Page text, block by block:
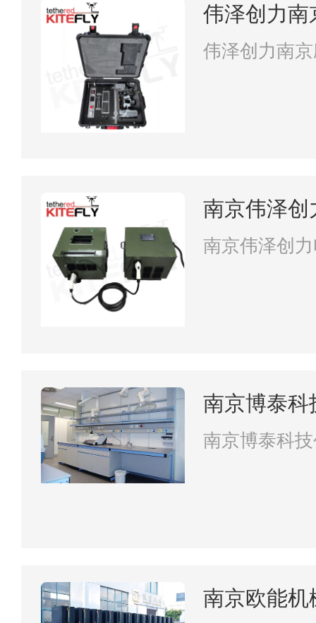
伟泽创力南
限公司
伟泽创力南
南京伟泽创
司
南京伟泽创
南京博泰科
司
南京博泰科
南京欧能机